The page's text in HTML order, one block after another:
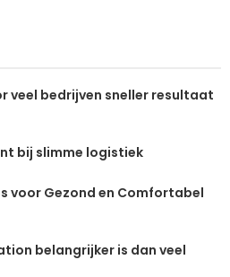
veel bedrijven sneller resultaat
bij slimme logistiek
voor Gezond en Comfortabel
belangrijker is dan veel